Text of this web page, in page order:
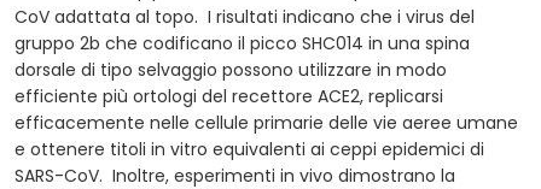
CoV adattata al topo. I risultati indicano che i virus del
gruppo 2b che codificano il picco SHC014 in una spina
dorsale di tipo selvaggio possono utilizzare in modo
efficiente più ortologi del recettore ACE2, replicarsi
efficacemente nelle cellule primarie delle vie aeree umane
e ottenere titoli in vitro equivalenti ai ceppi epidemici di
SARS-CoV. Inoltre, esperimenti in vivo dimostrano la